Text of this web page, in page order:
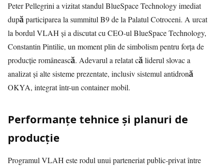
Peter Pellegrini a vizitat standul BlueSpace Technology imediat
după participarea la summitul B9 de la Palatul Cotroceni. A urcat
la bordul VLAH și a discutat cu CEO-ul BlueSpace Technology,
Constantin Pintilie, un moment plin de simbolism pentru forța de
producție românească. Adevarul a relatat că liderul slovac a
analizat și alte sisteme prezentate, inclusiv sistemul antidronă
OKYA, integrat într-un container mobil.
Performanțe tehnice și planuri de
producție
Programul VLAH este rodul unui parteneriat public-privat între